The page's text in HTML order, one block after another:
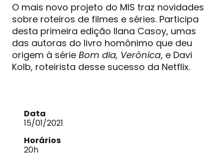
O mais novo projeto do MIS traz novidades
sobre roteiros de filmes e séries. Participa
desta primeira edição Ilana Casoy, umas
das autoras do livro homônimo que deu
origem à série Bom dia, Verônica, e Davi
Kolb, roteirista desse sucesso da Netflix.
Data
15/01/2021
Horários
20h